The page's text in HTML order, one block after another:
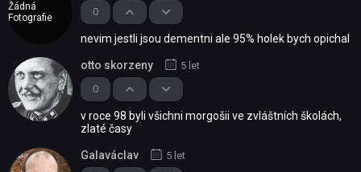
Žádná
Fotografie
0
nevim jestli jsou dementni ale 95% holek bych opichal
0
otto skorzeny 5 let
v roce 98 byli všichni morgošii ve zvláštních školách,
zlaté časy
Galaváclav 5 let